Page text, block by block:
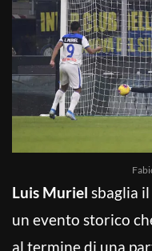
Luis Muriel sbaglia
un evento storico
al termine di una